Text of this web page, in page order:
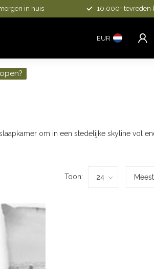
in huis 10.000+ tevreden
EUR
om in een stedelijke skyline vol
Toon: